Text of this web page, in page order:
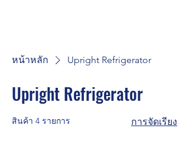
หน้าหลัก Upright Refrigerator
Upright Refrigerator
สินค้า 4 รายการ การจัดเรียง